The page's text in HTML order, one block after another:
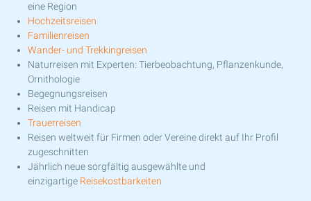
eine Region
Hochzeitsreisen
Familienreisen
Wander- und Trekkingreisen
Naturreisen mit Experten: Tierbeobachtung, Pflanzenkunde,
Ornithologie
Begegnungsreisen
Reisen mit Handicap
Trauerreisen
Reisen weltweit für Firmen oder Vereine direkt auf Ihr Profil
zugeschnitten
Jährlich neue sorgfältig ausgewählte und
einzigartige Reisekostbarkeiten